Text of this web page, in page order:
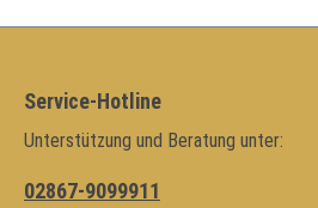
Service-Hotline
Unterstützung und Beratung unter:
02867-9099911